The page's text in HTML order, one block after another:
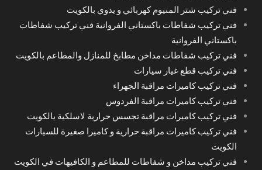
فني تركيب شتر المنيوم كهربائي و يدوي بالكويت
فني تركيب شفاطات باكستاني الفروانية فني تركيب شفاطات
باكستاني الفروانية
فني تركيب شفاطات مداخن مطابخ للمنازل والمطاعم بالكويت
فني تركيب قطع غيار سيارات
فني تركيب كاميرات مراقبة الجهراء
فني تركيب كاميرات مراقبة الفردوس
فني تركيب كاميرات مراقبة تجسس حرارية لاسلكية بالكويت
فني تركيب كاميرات مراقبة حرارية و كاميرا صغيرة للسيارات
الكويت
فني تركيب مداخن و شفاطات للمطاعم و الكافيهات في الكويت